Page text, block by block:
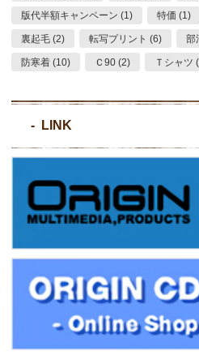
版代半額キャンペーン (1) 特価 (1)
裏起毛 (2) 転写プリント (6) 部
防寒着 (10) Ｃ90 (2) Ｔシャツ
LINK